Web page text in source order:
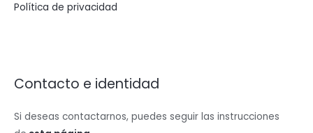
Política de privacidad
Contacto e identidad
Si deseas contactarnos, puedes seguir las instrucciones